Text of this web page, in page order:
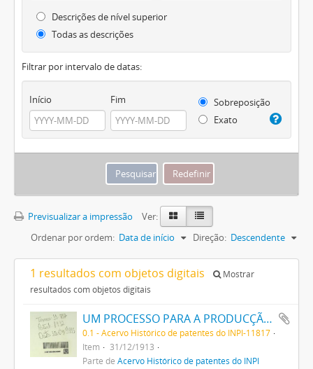
Descrições de nível superior
Todas as descrições
Filtrar por intervalo de datas:
Início Fim
Sobreposição
Exato
Previsualizar a impressão
Ver:
Ordenar por ordem: Data de início Direção: Descendente
1 resultados com objetos digitais
Mostrar
resultados com objetos digitais
UM PROCESSO PARA A PRODUCÇÃO DE UMA SUBSTANCIA EXPLOSIVA
0.1 - Acervo Histórico de patentes do INPI-11817
Item
31/12/1913
Parte de Acervo Histórico de patentes do INPI